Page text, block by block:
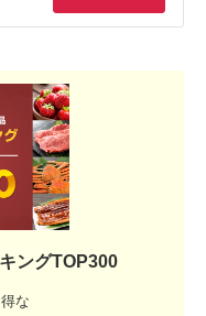
ングTOP300
な